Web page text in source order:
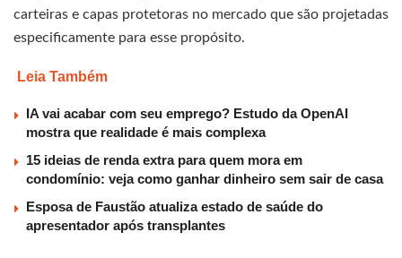
carteiras e capas protetoras no mercado que são projetadas
especificamente para esse propósito.
Leia Também
IA vai acabar com seu emprego? Estudo da OpenAI
mostra que realidade é mais complexa
15 ideias de renda extra para quem mora em
condomínio: veja como ganhar dinheiro sem sair de casa
Esposa de Faustão atualiza estado de saúde do
apresentador após transplantes